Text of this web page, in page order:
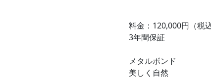
料金：120,000円（税込
3年間保証
メタルボンド
美しく自然